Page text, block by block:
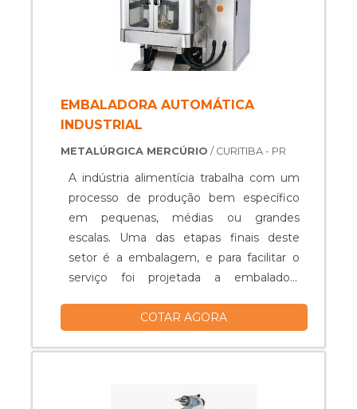
EMBALADORA AUTOMÁTICA
INDUSTRIAL
METALÚRGICA MERCÚRIO / CURITIBA - PR
A indústria alimentícia trabalha com um
processo de produção bem específico
em pequenas, médias ou grandes
escalas. Uma das etapas finais deste
setor é a embalagem, e para facilitar o
serviço foi projetada a embaladora
DA EMBALADORA AUTOMÁTICA
embaladora automática visa oferecer
ou embalar produtos diversos,
COTAR AGORA